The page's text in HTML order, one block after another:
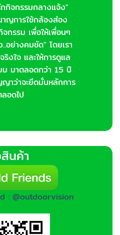
กกิจกรรมกลางแจ้ง"
าญการใช้กล้องส่อง
กรรม เพื่อให้เพื่อนๆ
อย่างคมชัด" โดยเรา
ริงใจ และให้การดูแล
ม มาตลอดกว่า 15 ปี
าว่าจะยึดมั่นหลักการ
อดไป
นค้า
: @outdoorvision